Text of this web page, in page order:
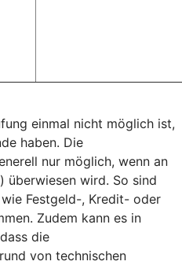
einmal nicht möglich ist,
haben. Die
nur möglich, wenn an
überwiesen wird. So sind
Festgeld-, Kredit- oder
Zudem kann es in
die
von technischen